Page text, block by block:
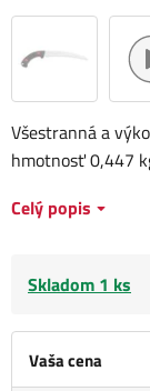
Vaša cena
Všestranná a
hmotnosť 0,447
Celý popis
Skladom 1 ks